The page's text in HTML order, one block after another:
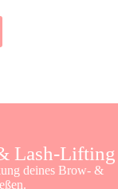
Lash-Lifting
deines Brow- &